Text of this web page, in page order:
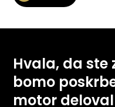
Hvala, da
bomo
motor